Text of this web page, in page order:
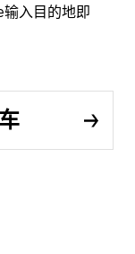
入目的地即